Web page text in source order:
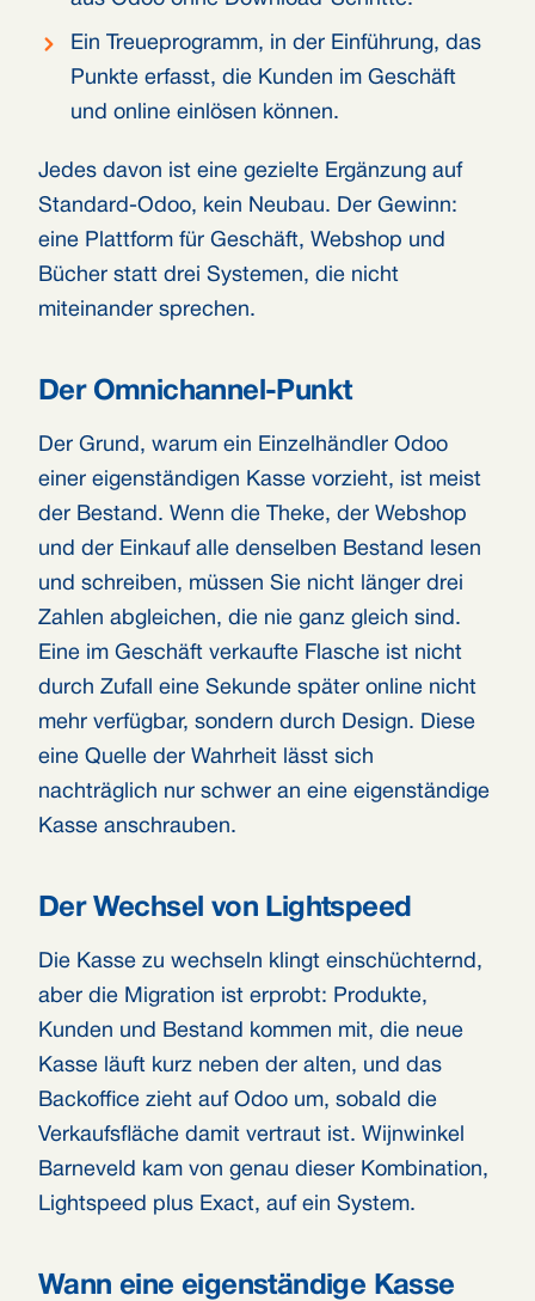
Ein Treueprogramm, in der Einführung, das
Punkte erfasst, die Kunden im Geschäft
und online einlösen können.
Jedes davon ist eine gezielte Ergänzung auf
Standard-Odoo, kein Neubau. Der Gewinn:
eine Plattform für Geschäft, Webshop und
Bücher statt drei Systemen, die nicht
miteinander sprechen.
Der Omnichannel-Punkt
Der Grund, warum ein Einzelhändler Odoo
einer eigenständigen Kasse vorzieht, ist meist
der Bestand. Wenn die Theke, der Webshop
und der Einkauf alle denselben Bestand lesen
und schreiben, müssen Sie nicht länger drei
Zahlen abgleichen, die nie ganz gleich sind.
Eine im Geschäft verkaufte Flasche ist nicht
durch Zufall eine Sekunde später online nicht
mehr verfügbar, sondern durch Design. Diese
eine Quelle der Wahrheit lässt sich
nachträglich nur schwer an eine eigenständige
Kasse anschrauben.
Der Wechsel von Lightspeed
Die Kasse zu wechseln klingt einschüchternd,
aber die Migration ist erprobt: Produkte,
Kunden und Bestand kommen mit, die neue
Kasse läuft kurz neben der alten, und das
Backoffice zieht auf Odoo um, sobald die
Verkaufsfläche damit vertraut ist. Wijnwinkel
Barneveld kam von genau dieser Kombination,
Lightspeed plus Exact, auf ein System.
Wann eine eigenständige Kasse